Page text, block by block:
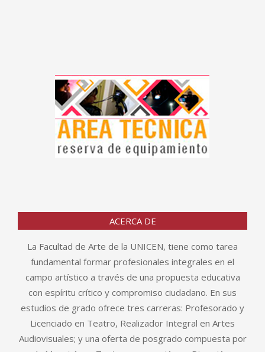
ACERCA DE
La Facultad de Arte de la UNICEN, tiene como tarea
fundamental formar profesionales integrales en el
campo artístico a través de una propuesta educativa
con espíritu crítico y compromiso ciudadano. En sus
estudios de grado ofrece tres carreras: Profesorado y
Licenciado en Teatro, Realizador Integral en Artes
Audiovisuales; y una oferta de posgrado compuesta por